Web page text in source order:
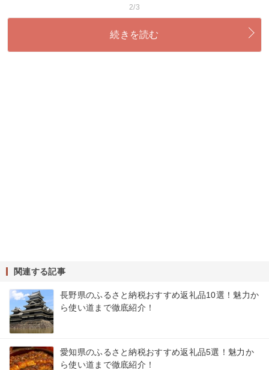
2/3
続きを読む
関連する記事
長野県のふるさと納税おすすめ返礼品10選！魅力か
ら使い道まで徹底紹介！
愛知県のふるさと納税おすすめ返礼品5選！魅力か
ら使い道まで徹底紹介！